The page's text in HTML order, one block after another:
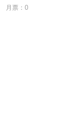
月票：0